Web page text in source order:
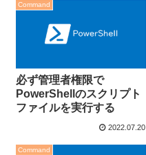
Command
必ず管理者権限で
PowerShellのスクリプト
ファイルを実行する
2022.07.20
Command